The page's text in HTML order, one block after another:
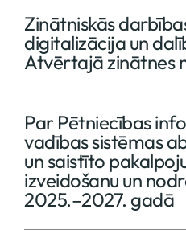
Zinātniskās
digitalizācija un
Atvērtajā zinātnes
Par Pētniecības
vadības sistēmas
un saistīto
izveidošanu un
2025.–2027. gadā